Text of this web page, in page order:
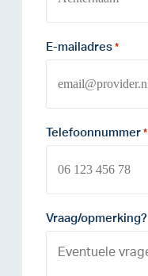
E-mailadres *
Telefoonnummer *
Vraag/opmerking?